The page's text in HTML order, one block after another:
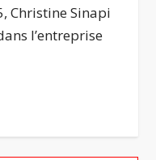
Christine Sinapi
l’entreprise